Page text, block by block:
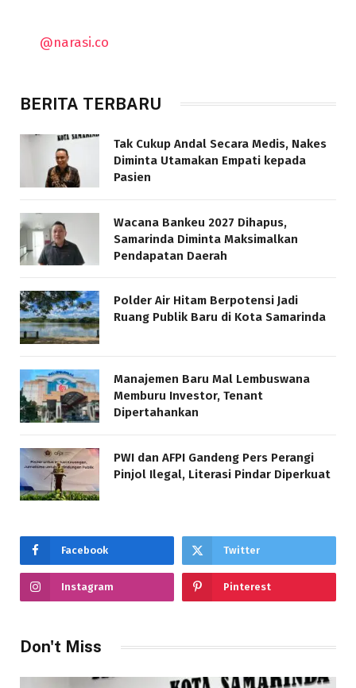
@narasi.co
BERITA TERBARU
Tak Cukup Andal Secara Medis, Nakes
Diminta Utamakan Empati kepada
Pasien
Wacana Bankeu 2027 Dihapus,
Samarinda Diminta Maksimalkan
Pendapatan Daerah
Polder Air Hitam Berpotensi Jadi
Ruang Publik Baru di Kota Samarinda
Manajemen Baru Mal Lembuswana
Memburu Investor, Tenant
Dipertahankan
PWI dan AFPI Gandeng Pers Perangi
Pinjol Ilegal, Literasi Pindar Diperkuat
Facebook Twitter
Instagram Pinterest
Don't Miss